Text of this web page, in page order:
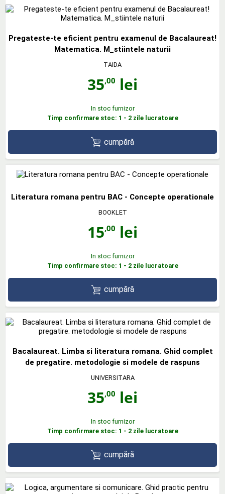
Pregateste-te eficient pentru examenul de Bacalaureat!
Matematica. M_stiintele naturii
TAIDA
35,00 lei
In stoc furnizor
Timp confirmare stoc: 1 - 2 zile lucratoare
cumpără
Literatura romana pentru BAC - Concepte operationale
BOOKLET
15,00 lei
In stoc furnizor
Timp confirmare stoc: 1 - 2 zile lucratoare
cumpără
Bacalaureat. Limba si literatura romana. Ghid complet
de pregatire. metodologie si modele de raspuns
UNIVERSITARA
35,00 lei
In stoc furnizor
Timp confirmare stoc: 1 - 2 zile lucratoare
cumpără